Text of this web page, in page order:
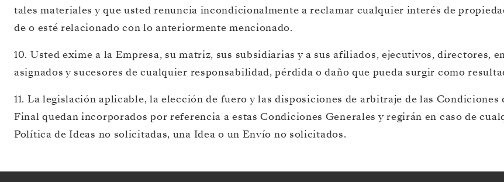
tales materiales y que usted renuncia incondicionalmente a reclamar cualquier interés de
de o esté relacionado con lo anteriormente mencionado.
10. Usted exime a la Empresa, su matriz, sus subsidiarias y a sus afiliados, ejecutivos, directores,
asignados y sucesores de cualquier responsabilidad, pérdida o daño que pueda surgir como
11. La legislación aplicable, la elección de fuero y las disposiciones de arbitraje de las
Final quedan incorporados por referencia a estas Condiciones Generales y regirán en caso de
Política de Ideas no solicitadas, una Idea o un Envío no solicitados.
REGÍSTRESE
PARA
ESTAR
AL
TANTO
DE
TODAS